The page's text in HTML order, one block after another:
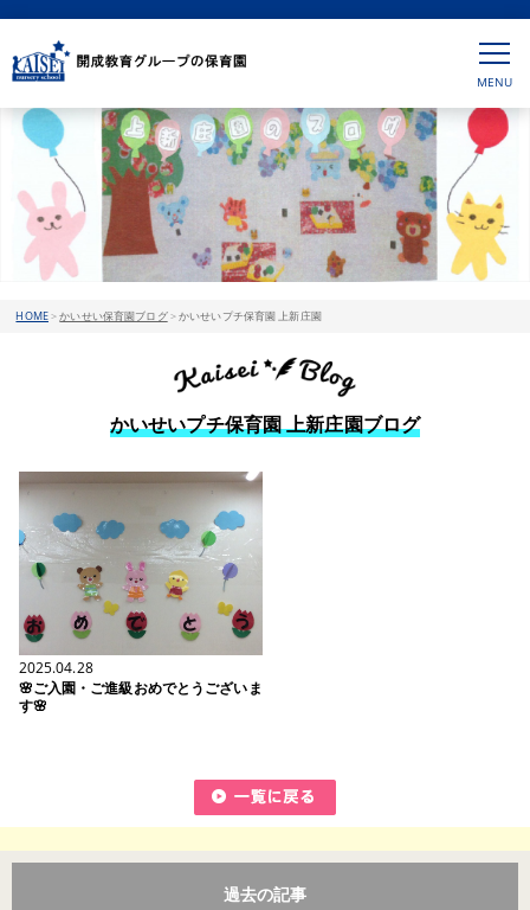
HOME>かいせい保育園ブログ>かいせいプチ保育園 上新庄園
かいせいプチ保育園 上新庄園ブログ
2025.04.28
🌸ご入園・ご進級おめでとうございま
す🌸
過去の記事